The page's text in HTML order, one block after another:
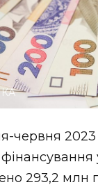
НОВИНИ
червня
293,2 млн